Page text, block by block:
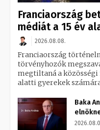
Franciaország
médiát a 15 év
2026.08.08.
Franciaország
törvényhozók
megtiltaná a közösségi
alatti gyerekek
Baka